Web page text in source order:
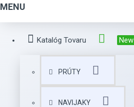
MENU
Katalóg Tovaru New
PRÚTY
NAVIJAKY